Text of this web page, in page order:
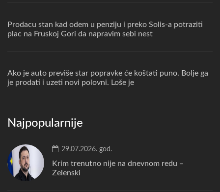
Prodacu stan kad odem u penziju i preko Solis-a potraziti
plac na Fruskoj Gori da napravim sebi nest
Ako je auto previše star popravke će koštati puno. Bolje ga
je prodati i uzeti novi polovni. Loše je
Najpopularnije
29.07.2026. god.
Krim trenutno nije na dnevnom redu –
Zelenski